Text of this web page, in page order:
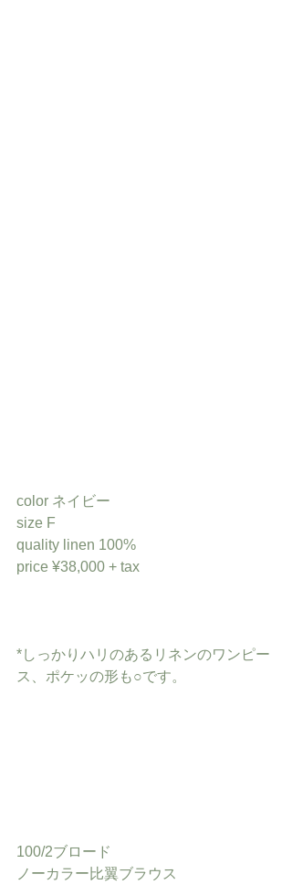
color ネイビー
size F
quality linen 100%
price ¥38,000 + tax
*しっかりハリのあるリネンのワンピー
ス、ポケッの形も○です。
100/2ブロード
ノーカラー比翼ブラウス